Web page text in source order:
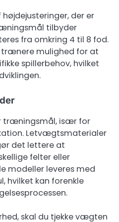
der er
tilbyder
fra omkring 4 til 8 fod.
trænere mulighed for at
spillerbehov, hvilket
træningsmål, især for
Letvægtsmaterialer
det lettere at
felter eller
modeller leveres med
hvilket kan forenkle
skal du tjekke vægten